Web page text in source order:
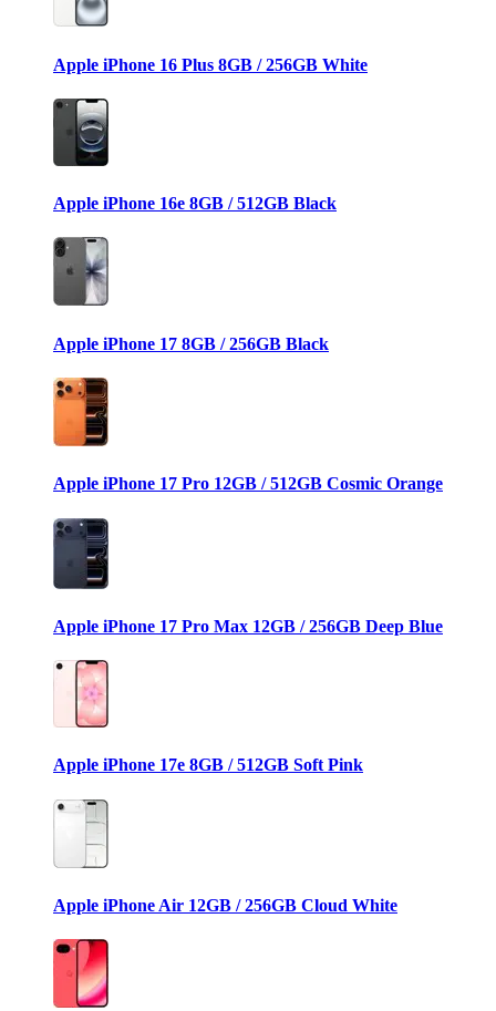
Apple iPhone 16 Plus 8GB / 256GB White
Apple iPhone 16e 8GB / 512GB Black
Apple iPhone 17 8GB / 256GB Black
Apple iPhone 17 Pro 12GB / 512GB Cosmic Orange
Apple iPhone 17 Pro Max 12GB / 256GB Deep Blue
Apple iPhone 17e 8GB / 512GB Soft Pink
Apple iPhone Air 12GB / 256GB Cloud White